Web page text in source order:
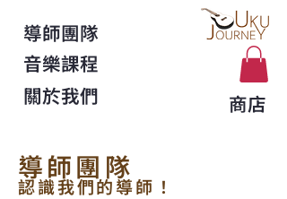
導師團隊
音樂課程
關於我們
商店
導師團隊
認識我們的導師！